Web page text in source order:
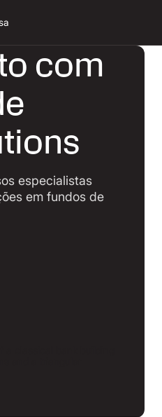
com
especialistas
em fundos de